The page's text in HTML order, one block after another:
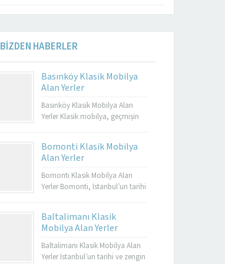
BİZDEN HABERLER
Basınköy Klasik Mobilya
Alan Yerler
Basınköy Klasik Mobilya Alan
Yerler Klasik mobilya, geçmişin
yansımasıdır. Bu tür mobilyalar,
hem görsel açıdan çekici hem de
dayanıklı olmalarıyla bilinir.
Basınköy klasik mobilya alan
mükemmel bir seçenektir. Eğer siz
de eski mobilyalarınızı satmayı...
Bomonti Klasik Mobilya
Alan Yerler
Bomonti Klasik Mobilya Alan
Yerler Bomonti, İstanbul’un tarihi
aynı zamanda klasik
mobilyaların en iyi adreslerinden
biri olarak da ün kazanmıştır.
Bomonti, tarihi atmosferi ile öne
Baltalimanı Klasik
Mobilya Alan Yerler
Baltalimanı Klasik Mobilya Alan
Yerler İstanbul’un tarihi ve zengin
Müşteri Temsilcisi